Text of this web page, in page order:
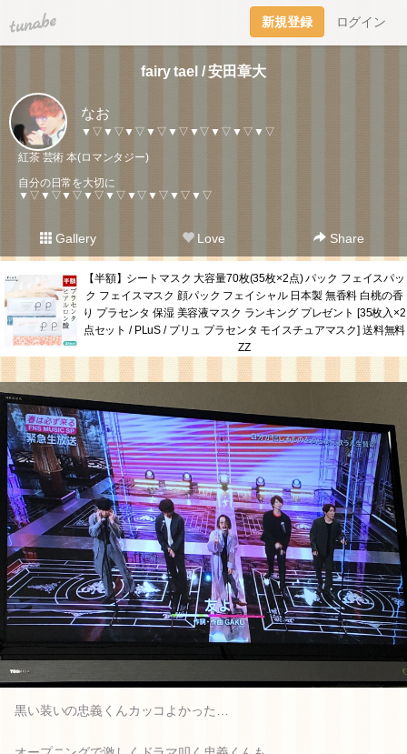
tuna.be 新規登録 ログイン
fairy tael / 安田章大
なお
▼▽▼▽▼▽▼▽▼▽▼▽▼▽▼▽▼▽
紅茶 芸術 本(ロマンタジー)
自分の日常を大切に
▼▽▼▽▼▽▼▽▼▽▼▽▼▽▼▽▼▽
Gallery Love Share
【半額】シートマスク 大容量70枚(35枚×2点) パック フェイスパッ
ク フェイスマスク 顔パック フェイシャル 日本製 無香料 白桃の香
り プラセンタ 保湿 美容液マスク ランキング プレゼント [35枚入×2
点セット / PLuS / プリュ プラセンタ モイスチュアマスク] 送料無料
ZZ
黒い装いの忠義くんカッコよかった…